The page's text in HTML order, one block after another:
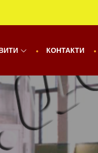
КОНТАКТИ